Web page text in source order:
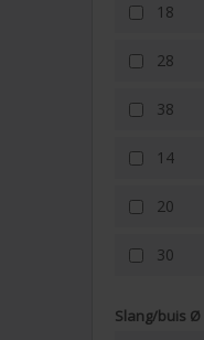
18
28
38
14
20
30
Slang/buis Ø